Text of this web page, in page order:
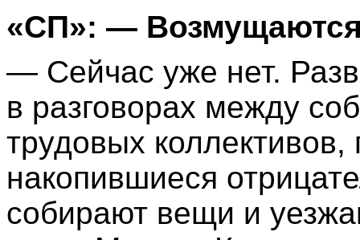
«СП»: —
— Сейчас уже нет.
в разговорах между
трудовых
накопившиеся
собирают вещи и